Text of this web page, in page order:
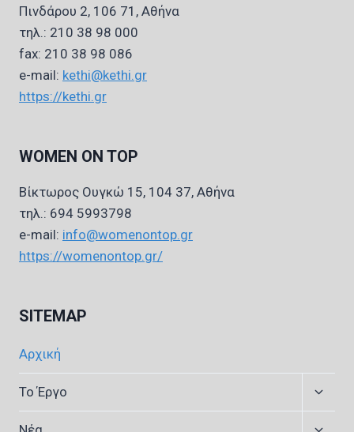
Πινδάρου 2, 106 71, Αθήνα
τηλ.: 210 38 98 000
fax: 210 38 98 086
e-mail: kethi@kethi.gr
https://kethi.gr
WOMEN ON TOP
Βίκτωρος Ουγκώ 15, 104 37, Αθήνα
τηλ.: 694 5993798
e-mail: info@womenontop.gr
https://womenontop.gr/
SITEMAP
Αρχική
Το Έργο
Expand
Expand